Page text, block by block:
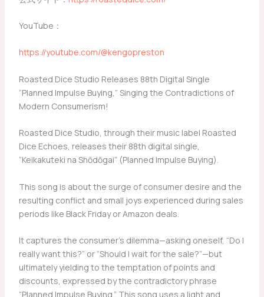
YouTube：
https://youtube.com/@kengopreston
Roasted Dice Studio Releases 88th Digital Single
“Planned Impulse Buying,” Singing the Contradictions of
Modern Consumerism!
Roasted Dice Studio, through their music label Roasted
Dice Echoes, releases their 88th digital single,
“Keikakuteki na Shōdōgai” (Planned Impulse Buying).
This song is about the surge of consumer desire and the
resulting conflict and small joys experienced during sales
periods like Black Friday or Amazon deals.
It captures the consumer’s dilemma—asking oneself, “Do I
really want this?” or “Should I wait for the sale?”—but
ultimately yielding to the temptation of points and
discounts, expressed by the contradictory phrase
“Planned Impulse Buying.” This song uses a light and